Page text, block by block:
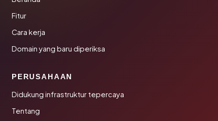
Fitur
Cara kerja
Domain yang baru diperiksa
PERUSAHAAN
Didukung infrastruktur tepercaya
Tentang